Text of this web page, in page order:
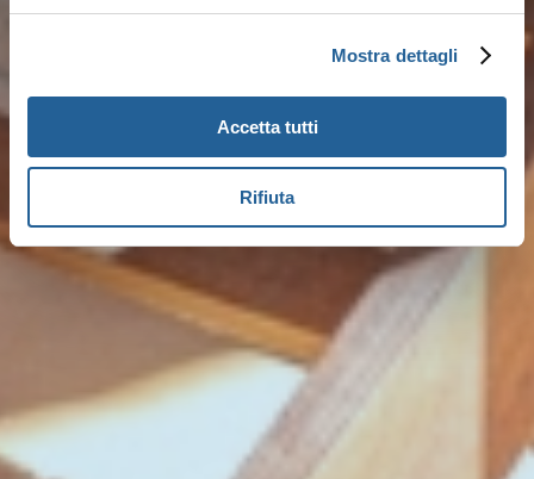
Mostra dettagli
Accetta tutti
Rifiuta